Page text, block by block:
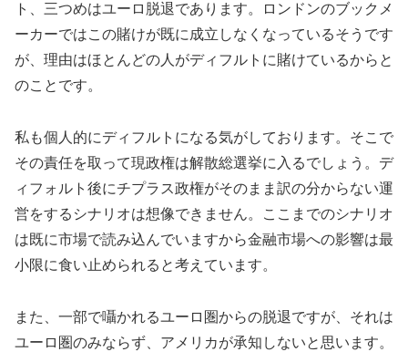
ト、三つめはユーロ脱退であります。ロンドンのブックメ
ーカーではこの賭けが既に成立しなくなっているそうです
が、理由はほとんどの人がディフルトに賭けているからと
のことです。
私も個人的にディフルトになる気がしております。そこで
その責任を取って現政権は解散総選挙に入るでしょう。デ
ィフォルト後にチプラス政権がそのまま訳の分からない運
営をするシナリオは想像できません。ここまでのシナリオ
は既に市場で読み込んでいますから金融市場への影響は最
小限に食い止められると考えています。
また、一部で囁かれるユーロ圏からの脱退ですが、それは
ユーロ圏のみならず、アメリカが承知しないと思います。